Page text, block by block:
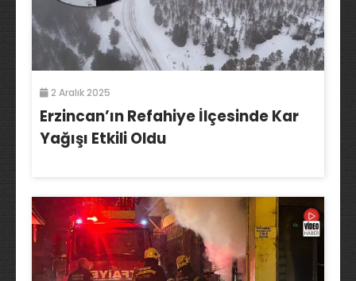
2 Aralık 2025
Erzincan’ın Refahiye İlçesinde Kar
Yağışı Etkili Oldu